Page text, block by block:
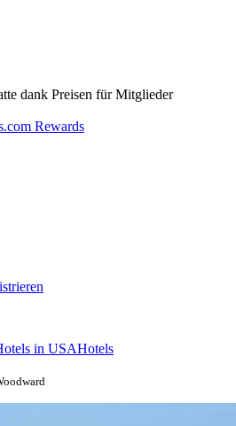
dank Preisen für Mitglieder
Rewards
in USAHotels